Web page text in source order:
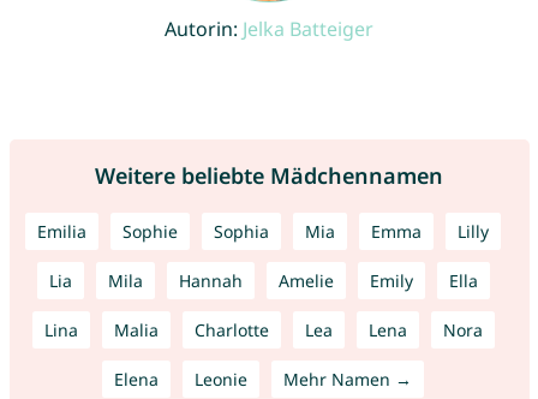
Autorin: Jelka Batteiger
Weitere beliebte Mädchennamen
Emilia Sophie Sophia Mia Emma Lilly
Lia Mila Hannah Amelie Emily Ella
Lina Malia Charlotte Lea Lena Nora
Elena Leonie Mehr Namen →